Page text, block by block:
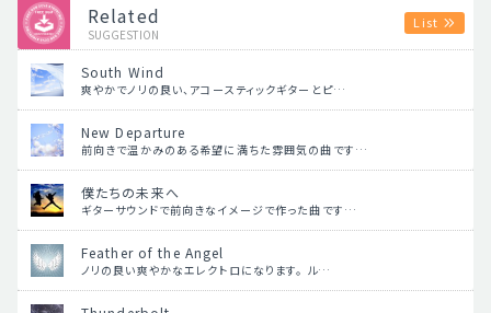
Related
SUGGESTION
List
South Wind
爽やかでノリの良い、アコースティックギターとピ…
New Departure
前向きで温かみのある希望に満ちた雰囲気の曲です…
僕たちの未来へ
ギターサウンドで前向きなイメージで作った曲です…
Feather of the Angel
ノリの良い爽やかなエレクトロになります。 ル…